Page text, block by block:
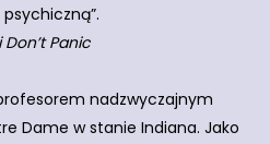
Panic
nadzwyczajnym
Dame w stanie Indiana. Jako